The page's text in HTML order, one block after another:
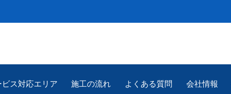
ビス対応エリア 施工の流れ よくある質問 会社情報